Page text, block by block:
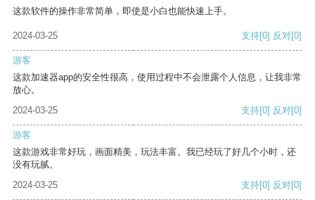
这款软件的操作非常简单，即使是小白也能快速上手。
2024-03-25 支持[0] 反对[0]
游客
这款加速器app的安全性很高，使用过程中不会泄露个人信息，让我非常
放心。
2024-03-25
支持[0] 反对[0]
游客
这款游戏非常好玩，画面精美，玩法丰富。我已经玩了好几个小时，还
没有玩腻。
2024-03-25
支持[0] 反对[0]